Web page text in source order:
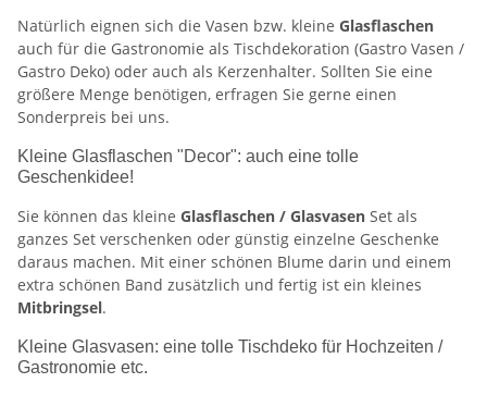
Natürlich eignen sich die Vasen bzw. kleine Glasflaschen
auch für die Gastronomie als Tischdekoration (Gastro Vasen /
Gastro Deko) oder auch als Kerzenhalter. Sollten Sie eine
größere Menge benötigen, erfragen Sie gerne einen
Sonderpreis bei uns.
Kleine Glasflaschen "Decor": auch eine tolle
Geschenkidee!
Sie können das kleine Glasflaschen / Glasvasen Set als
ganzes Set verschenken oder günstig einzelne Geschenke
daraus machen. Mit einer schönen Blume darin und einem
extra schönen Band zusätzlich und fertig ist ein kleines
Mitbringsel.
Kleine Glasvasen: eine tolle Tischdeko für Hochzeiten /
Gastronomie etc.